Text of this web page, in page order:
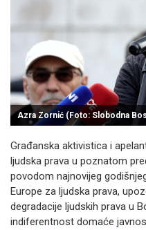
Azra Zornić (Foto: Slobodna
Građanska aktivistica i
ljudska prava u poznatom
povodom najnovijeg
Europe za ljudska prava,
degradacije ljudskih prava u
indiferentnost domaće